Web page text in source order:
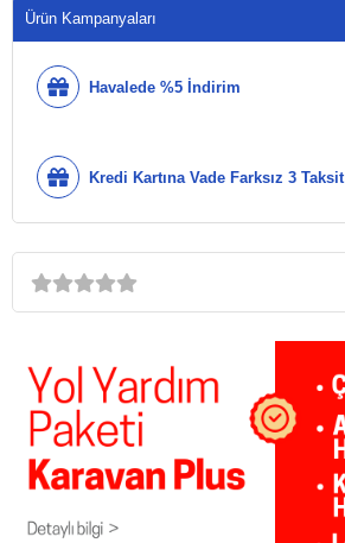
Ürün Kampanyaları
Havalede %5 İndirim
Kredi Kartına Vade Farksız 3 Taksit